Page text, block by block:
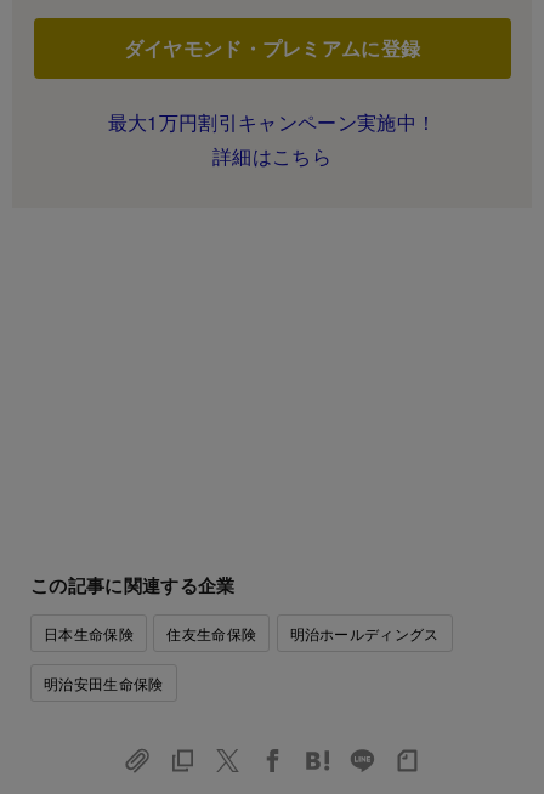
ダイヤモンド・プレミアムに登録
最大1万円割引キャンペーン実施中！
詳細はこちら
この記事に関連する企業
日本生命保険 住友生命保険 明治ホールディングス
明治安田生命保険